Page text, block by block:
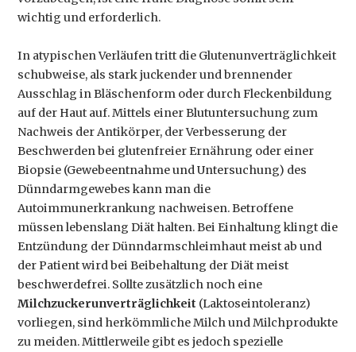
wichtig und erforderlich.
In atypischen Verläufen tritt die Glutenunverträglichkeit
schubweise, als stark juckender und brennender
Ausschlag in Bläschenform oder durch Fleckenbildung
auf der Haut auf. Mittels einer Blutuntersuchung zum
Nachweis der Antikörper, der Verbesserung der
Beschwerden bei glutenfreier Ernährung oder einer
Biopsie (Gewebeentnahme und Untersuchung) des
Dünndarmgewebes kann man die
Autoimmunerkrankung nachweisen. Betroffene
müssen lebenslang Diät halten. Bei Einhaltung klingt die
Entzündung der Dünndarmschleimhaut meist ab und
der Patient wird bei Beibehaltung der Diät meist
beschwerdefrei. Sollte zusätzlich noch eine
Milchzuckerunverträglichkeit (Laktoseintoleranz)
vorliegen, sind herkömmliche Milch und Milchprodukte
zu meiden. Mittlerweile gibt es jedoch spezielle